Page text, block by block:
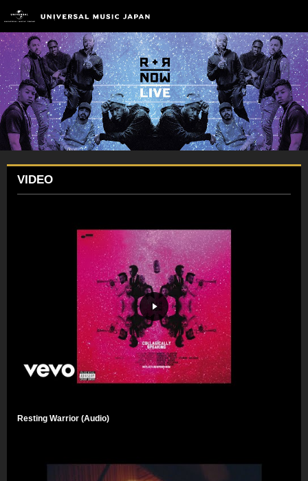
VIDEO
Resting Warrior (Audio)